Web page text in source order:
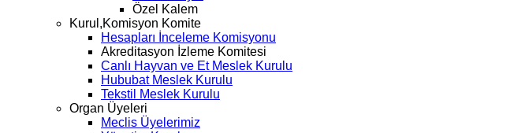
Özel Kalem
Kurul,Komisyon Komite
Hesapları İnceleme Komisyonu
Akreditasyon İzleme Komitesi
Canlı Hayvan ve Et Meslek Kurulu
Hububat Meslek Kurulu
Tekstil Meslek Kurulu
Organ Üyeleri
Meclis Üyelerimiz